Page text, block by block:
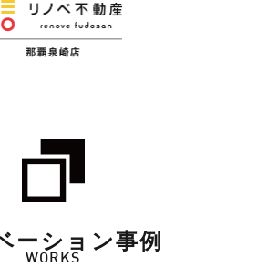
ーション事例
WORKS